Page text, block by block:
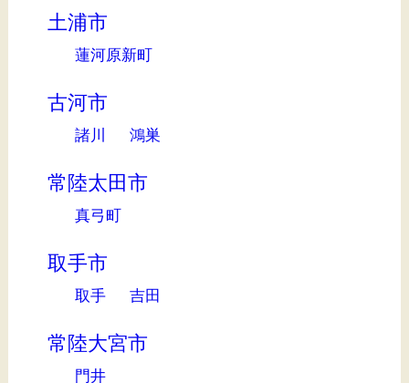
土浦市
蓮河原新町
古河市
諸川 鴻巣
常陸太田市
真弓町
取手市
取手 吉田
常陸大宮市
門井